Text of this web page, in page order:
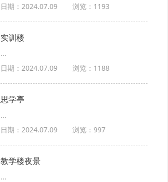
日期：2024.07.09
浏览：1193
实训楼
...
日期：2024.07.09
浏览：1188
思学亭
...
日期：2024.07.09
浏览：997
教学楼夜景
...